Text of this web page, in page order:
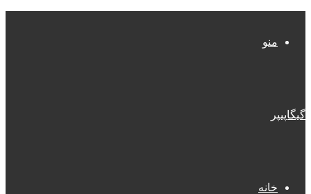
منو
گیگاپیپر
خانه